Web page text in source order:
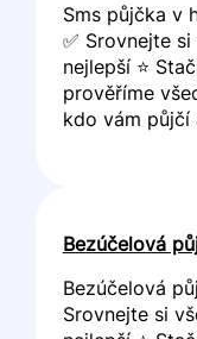
Sms půjčka v
✅ Srovnejte
nejlepší ⭐
prověříme
kdo vám půjčí
Bezúčelová
Bezúčelová
Srovnejte si